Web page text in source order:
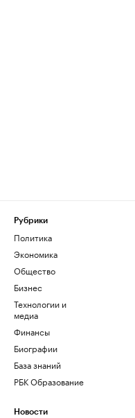
Рубрики
Политика
Экономика
Общество
Бизнес
Технологии и
медиа
Финансы
Биографии
База знаний
РБК Образование
Новости